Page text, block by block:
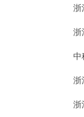
浙
浙
中
浙
浙